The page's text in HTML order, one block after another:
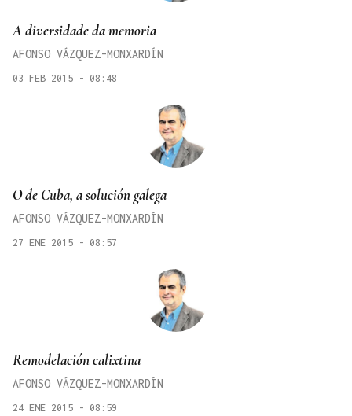
A diversidade da memoria
AFONSO VÁZQUEZ-MONXARDÍN
03 FEB 2015 - 08:48
O de Cuba, a solución galega
AFONSO VÁZQUEZ-MONXARDÍN
27 ENE 2015 - 08:57
Remodelación calixtina
AFONSO VÁZQUEZ-MONXARDÍN
24 ENE 2015 - 08:59